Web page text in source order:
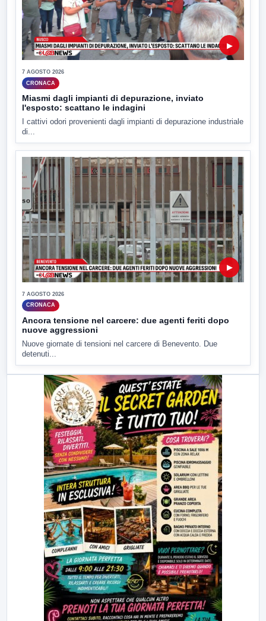
▶
7 AGOSTO 2026
CRONACA
Miasmi dagli impianti di depurazione, inviato
l'esposto: scattano le indagini
I cattivi odori provenienti dagli impianti di depurazione industriale
di...
▶
7 AGOSTO 2026
CRONACA
Ancora tensione nel carcere: due agenti feriti dopo
nuove aggressioni
Nuove giornate di tensioni nel carcere di Benevento. Due
detenuti...